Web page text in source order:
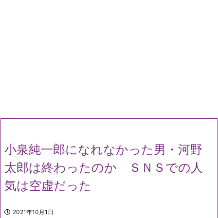
小泉純一郎になれなかった男・河野
太郎は終わったのか ＳＮＳでの人
気は空虚だった
2021年10月1日